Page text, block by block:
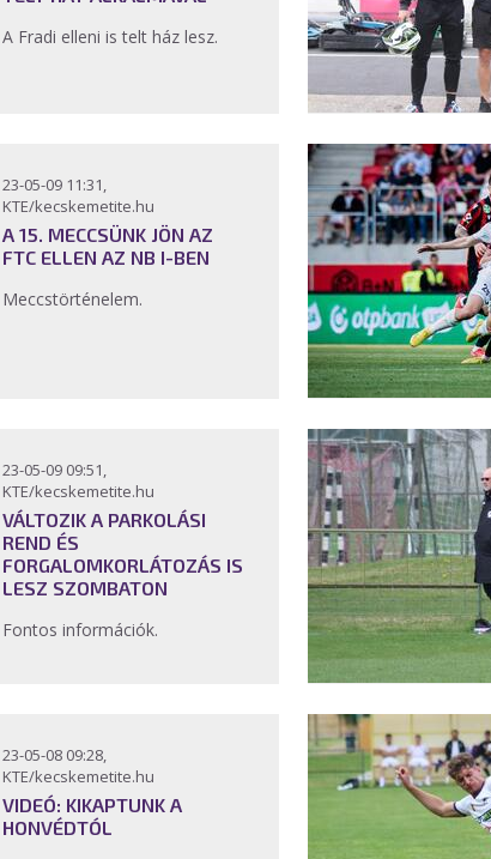
A Fradi elleni is telt ház lesz.
23-05-09 11:31,
KTE/kecskemetite.hu
A 15. MECCSÜNK JÖN AZ
FTC ELLEN AZ NB I-BEN
Meccstörténelem.
23-05-09 09:51,
KTE/kecskemetite.hu
VÁLTOZIK A PARKOLÁSI
REND ÉS
FORGALOMKORLÁTOZÁS IS
LESZ SZOMBATON
Fontos információk.
23-05-08 09:28,
KTE/kecskemetite.hu
VIDEÓ: KIKAPTUNK A
HONVÉDTÓL